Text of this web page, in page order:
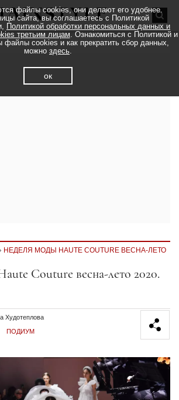
НЕДЕЛЯ МОДЫ HAUTE COUTURE ВЕСНА-ЛЕТО
Couture весна-лето 2020.
Худотеплова
ПОДИУМ
файлы cookies, они делают его удобнее.
сайта, вы соглашаетесь с Политикой
Политикой обработки персональных данных и
третьим лицам. Ознакомиться с Политикой и
файлы cookies и как прекратить сбор данных,
можно здесь.
ок